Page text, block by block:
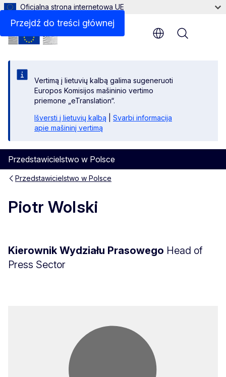
Przejdź do treści głównej
Oficjalna strona internetowa UE
Vertimą į lietuvių kalbą galima sugeneruoti
Europos Komisijos mašininio vertimo
priemone „eTranslation“.
Išversti į lietuvių kalbą
Svarbi informacija
apie mašininį vertimą
Przedstawicielstwo w Polsce
Menu
Przedstawicielstwo w Polsce
Piotr Wolski
Kierownik Wydziału Prasowego Head of
Press Sector
Kontakt